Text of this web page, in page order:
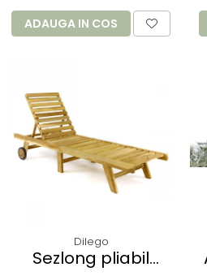
ADAUGA IN COS
Dilego
Sezlong pliabil